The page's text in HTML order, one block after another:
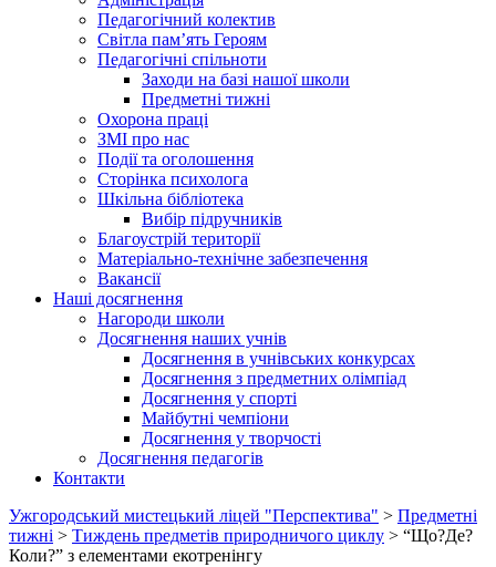
Педагогічний колектив
Світла пам’ять Героям
Педагогічні спільноти
Заходи на базі нашої школи
Предметні тижні
Охорона праці
ЗМІ про нас
Події та оголошення
Сторінка психолога
Шкільна бібліотека
Вибір підручників
Благоустрій території
Матеріально-технічне забезпечення
Вакансії
Наші досягнення
Нагороди школи
Досягнення наших учнів
Досягнення в учнівських конкурсах
Досягнення з предметних олімпіад
Досягнення у спорті
Майбутні чемпіони
Досягнення у творчості
Досягнення педагогів
Контакти
Ужгородський мистецький ліцей "Перспектива" > Предметні
тижні > Тиждень предметів природничого циклу > “Що?Де?
Коли?” з елементами екотренінгу